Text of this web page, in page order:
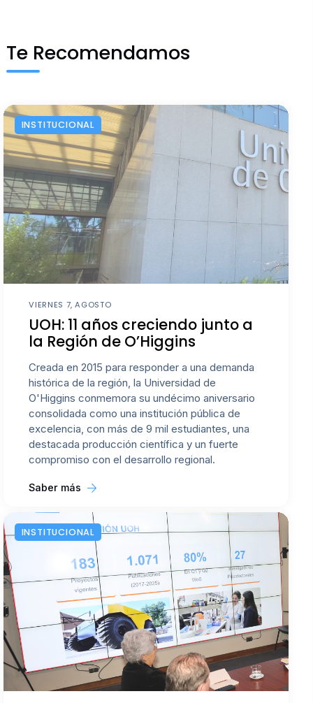
Te Recomendamos
INSTITUCIONAL
VIERNES 7, AGOSTO
UOH: 11 años creciendo junto a
la Región de O’Higgins
Creada en 2015 para responder a una demanda
histórica de la región, la Universidad de
O'Higgins conmemora su undécimo aniversario
consolidada como una institución pública de
excelencia, con más de 9 mil estudiantes, una
destacada producción científica y un fuerte
compromiso con el desarrollo regional.
Saber más
INSTITUCIONAL